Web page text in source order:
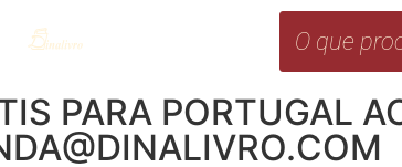
PARA